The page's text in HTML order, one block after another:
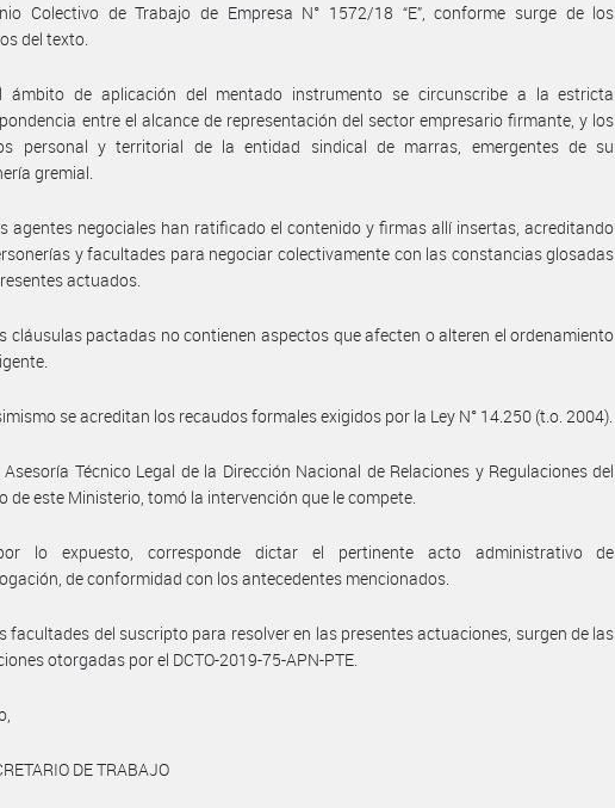
Colectivo de Trabajo de Empresa N° 1572/18 “E”, conforme surge de los
del texto.
ámbito de aplicación del mentado instrumento se circunscribe a la estricta
entre el alcance de representación del sector empresario firmante, y los
personal y territorial de la entidad sindical de marras, emergentes de su
gremial.
agentes negociales han ratificado el contenido y firmas allí insertas, acreditando
y facultades para negociar colectivamente con las constancias glosadas
actuados.
cláusulas pactadas no contienen aspectos que afecten o alteren el ordenamiento
se acreditan los recaudos formales exigidos por la Ley N° 14.250 (t.o. 2004).
Asesoría Técnico Legal de la Dirección Nacional de Relaciones y Regulaciones del
de este Ministerio, tomó la intervención que le compete.
lo expuesto, corresponde dictar el pertinente acto administrativo de
de conformidad con los antecedentes mencionados.
facultades del suscripto para resolver en las presentes actuaciones, surgen de las
otorgadas por el DCTO-2019-75-APN-PTE.
DE TRABAJO